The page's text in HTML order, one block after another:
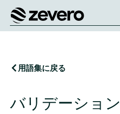
ホーム
用語集に戻る
バリデーション